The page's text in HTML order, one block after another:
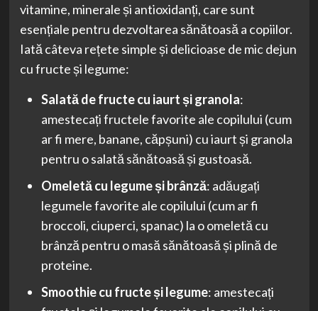
vitamine, minerale și antioxidanți, care sunt
esențiale pentru dezvoltarea sănătoasă a copiilor.
Iată câteva rețete simple și delicioase de mic dejun
cu fructe și legume:
Salată de fructe cu iaurt și granola:
amestecați fructele favorite ale copilului (cum
ar fi mere, banane, căpșuni) cu iaurt și granola
pentru o salată sănătoasă și gustoasă.
Omeletă cu legume și brânză: adăugați
legumele favorite ale copilului (cum ar fi
broccoli, ciuperci, spanac) la o omeletă cu
brânză pentru o masă sănătoasă și plină de
proteine.
Smoothie cu fructe și legume: amestecați